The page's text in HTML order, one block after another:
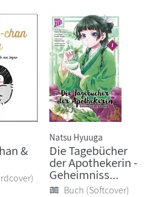
&
Natsu Hyuuga
Die Tagebücher
der Apothekerin -
Geheimniss...
Buch (Softcover)